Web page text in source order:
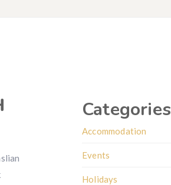
Categories
Accommodation
Events
Holidays